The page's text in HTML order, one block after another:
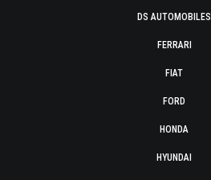
DS AUTOMOBILES
FERRARI
FIAT
FORD
HONDA
HYUNDAI